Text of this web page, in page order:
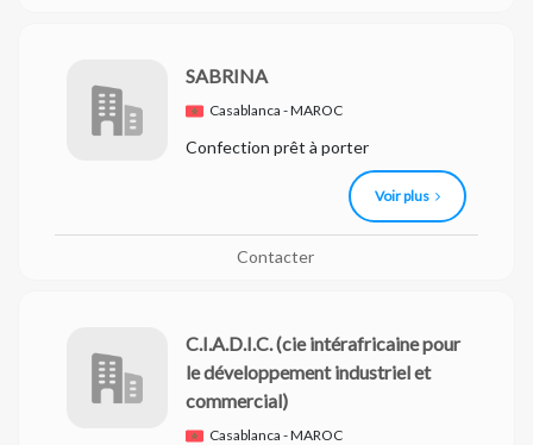
SABRINA
Casablanca - MAROC
Confection prêt à porter
Voir plus
Contacter
C.I.A.D.I.C.(cie intérafricaine pour
le développement industriel et
commercial)
Casablanca - MAROC